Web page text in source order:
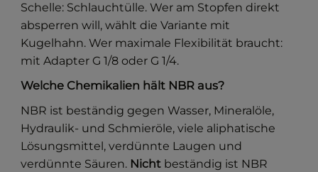
Schelle: Schlauchtülle. Wer am Stopfen direkt
absperren will, wählt die Variante mit
Kugelhahn. Wer maximale Flexibilität braucht:
mit Adapter G 1/8 oder G 1/4.
Welche Chemikalien hält NBR aus?
NBR ist beständig gegen Wasser, Mineralöle,
Hydraulik- und Schmieröle, viele aliphatische
Lösungsmittel, verdünnte Laugen und
verdünnte Säuren. Nicht beständig ist NBR